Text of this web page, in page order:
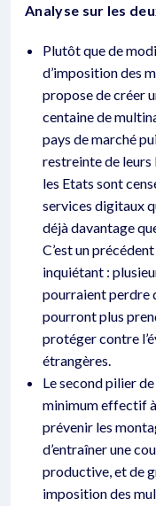
Analyse sur les
Plutôt que de
d’imposition des
propose de créer
centaine de
pays de marché
restreinte de leurs
les Etats sont
services digitaux
déjà davantage
C’est un
inquiétant :
pourraient perdre
pourront plus
protéger contre
étrangères.
Le second pilier
minimum effectif
prévenir les
d’entraîner une
productive, et de
imposition des